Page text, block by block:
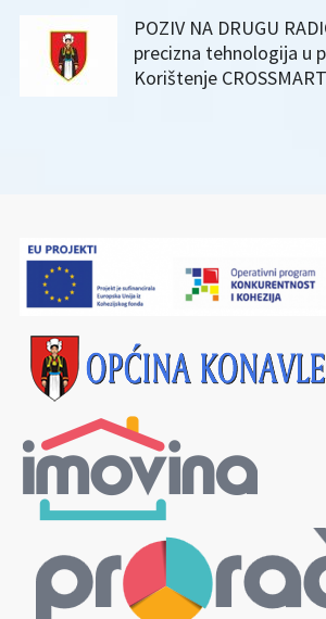
POZIV NA DRUGU
precizna tehnologija u
Korištenje